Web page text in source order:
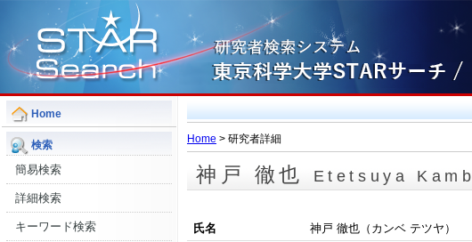
Home
検索
簡易検索
詳細検索
キーワード検索
Home > 研究者詳細
神戸 徹也 Etetsuya Kamb
氏名
神戸 徹也（カンベ テツヤ）